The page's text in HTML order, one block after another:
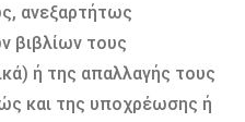
ανεξαρτήτως
βιβλίων τους
ή της απαλλαγής τους
και της υποχρέωσης ή